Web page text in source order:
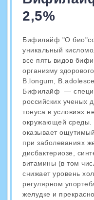
2,5%
Бифилайф "О
уникальный
все пять видов
организму
B.longum,
Бифилайф —
российских ученых
тонуса в условиях
окружающей среды.
оказывает
при заболеваниях
дисбактериозе,
витамины (в том
снижает уровень
регулярном
желудке и